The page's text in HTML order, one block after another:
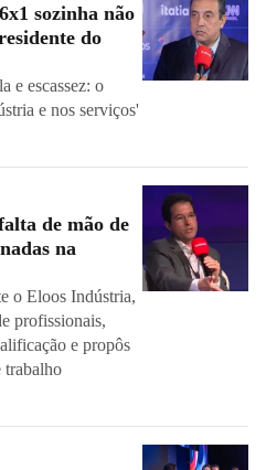
sozinha não
do
e escassez: o
e nos serviços'
de mão de
na
o Eloos Indústria,
profissionais,
e propôs
trabalho